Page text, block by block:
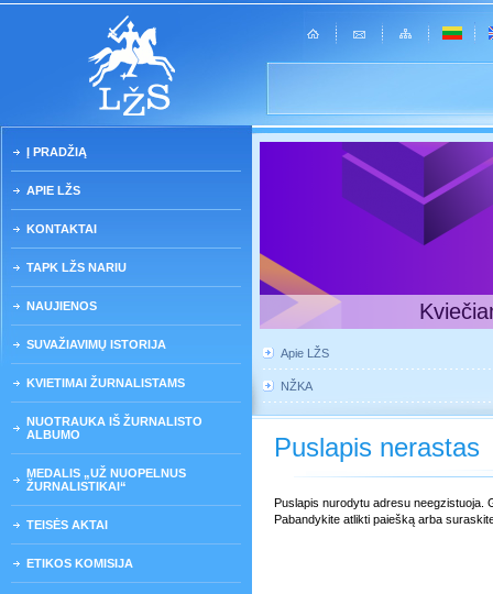
Į PRADŽIĄ
APIE LŽS
KONTAKTAI
TAPK LŽS NARIU
NAUJIENOS
SUVAŽIAVIMŲ ISTORIJA
KVIETIMAI ŽURNALISTAMS
NUOTRAUKA IŠ ŽURNALISTO
ALBUMO
MEDALIS „UŽ NUOPELNUS
ŽURNALISTIKAI“
TEISĖS AKTAI
ETIKOS KOMISIJA
Apie LŽS
NŽKA
Puslapis nerastas
Puslapis nurodytu adresu neegzistuoja.
Pabandykite atlikti paiešką arba